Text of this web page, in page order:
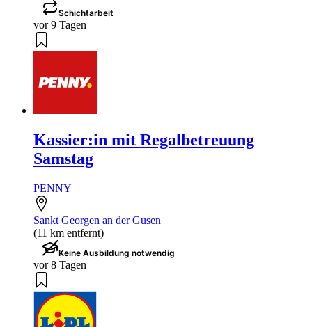
Schichtarbeit
vor 9 Tagen
Kassier:in mit Regalbetreuung
Samstag
PENNY
Sankt Georgen an der Gusen
(11 km entfernt)
Keine Ausbildung notwendig
vor 8 Tagen